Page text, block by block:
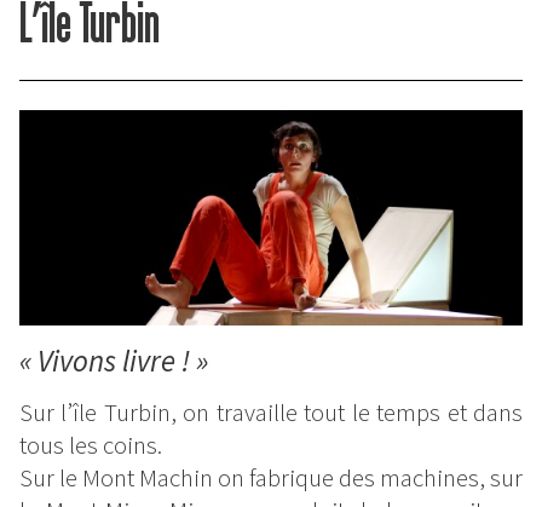
L’île Turbin
« Vivons livre ! »
Sur l’île Turbin, on travaille tout le temps et dans
tous les coins.
Sur le Mont Machin on fabrique des machines, sur